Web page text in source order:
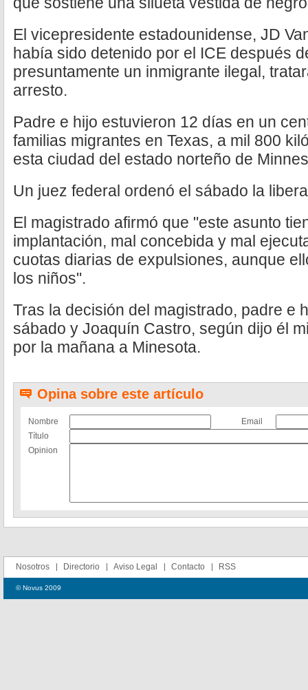
El vicepresidente estadounidense, JD
había sido detenido por el ICE después
presuntamente un inmigrante ilegal,
arresto.
Padre e hijo estuvieron 12 días en un
familias migrantes en Texas, a mil 800
esta ciudad del estado norteño de
Un juez federal ordenó el sábado la
El magistrado afirmó que "este asunto
implantación, mal concebida y mal
cuotas diarias de expulsiones, aunque
los niños".
Tras la decisión del magistrado, padre e
sábado y Joaquín Castro, según dijo él
por la mañana a Minesota.
Opina sobre este artículo
Nombre
Email
Título
Opinion
Nosotros Directorio Aviso Legal Contacto RSS
© Novus 2009